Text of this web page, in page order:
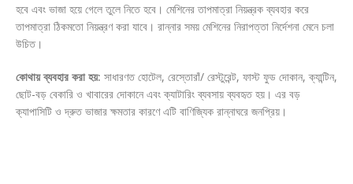
হবে এবং ভাজা হয়ে গেলে তুলে নিতে হবে। মেশিনের তাপমাত্রা নিয়ন্ত্রক ব্যবহার করে
তাপমাত্রা ঠিকমতো নিয়ন্ত্রণ করা যাবে। রান্নার সময় মেশিনের নিরাপত্তা নির্দেশনা মেনে চলা
উচিত।
কোথায় ব্যবহার করা হয়: সাধারণত হোটেল, রেস্তোরাঁ/ রেস্টুরেন্ট, ফাস্ট ফুড দোকান, ক্যান্টিন,
ছোট-বড় বেকারি ও খাবারের দোকানে এবং ক্যাটারিং ব্যবসায় ব্যবহৃত হয়। এর বড়
ক্যাপাসিটি ও দ্রুত ভাজার ক্ষমতার কারণে এটি বাণিজ্যিক রান্নাঘরে জনপ্রিয়।